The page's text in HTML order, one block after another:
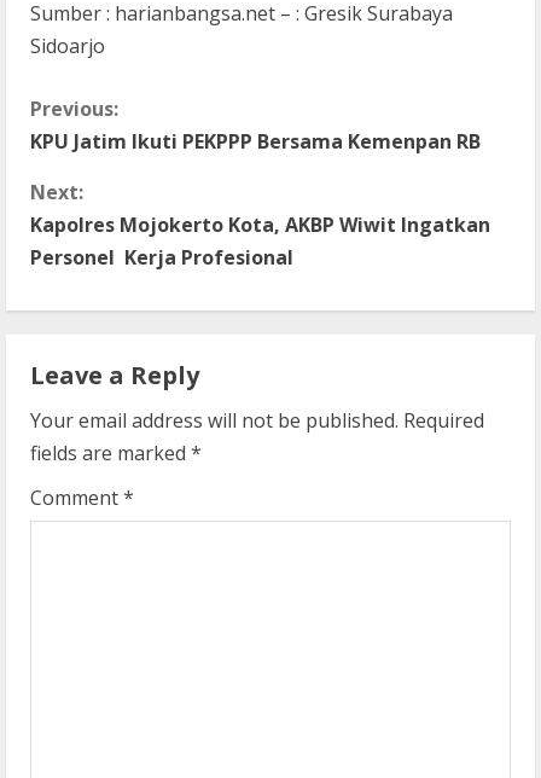
Sumber : harianbangsa.net – : Gresik Surabaya
Sidoarjo
C
n
t
i
n
u
e
R
Previous:
KPU Jatim Ikuti PEKPPP Bersama Kemenpan RB
Next:
Kapolres Mojokerto Kota, AKBP Wiwit Ingatkan
Personel Kerja Profesional
Leave a Reply
Your email address will not be published. Required
fields are marked *
Comment*